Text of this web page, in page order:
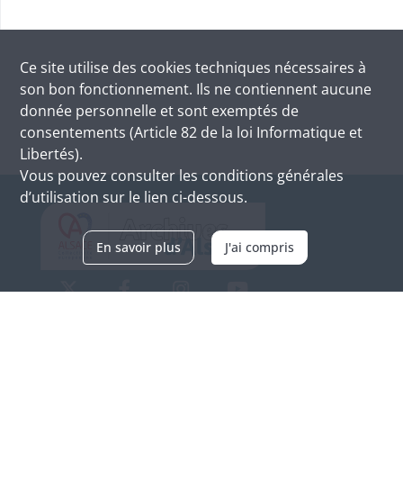
Ce site utilise des cookies techniques nécessaires à
son bon fonctionnement. Ils ne contiennent aucune
donnée personnelle et sont exemptés de
consentements (Article 82 de la loi Informatique et
Libertés).
Vous pouvez consulter les conditions générales
d’utilisation sur le lien ci-dessous.
En savoir plus J'ai compris